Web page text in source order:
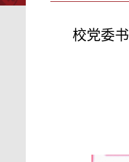
校党委